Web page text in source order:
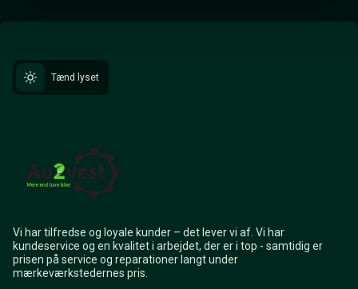
Tænd lyset
Vi har tilfredse og loyale kunder – det lever vi af. Vi har
kundeservice og en kvalitet i arbejdet, der er i top - samtidig er
prisen på service og reparationer langt under
mærkeværkstedernes pris.